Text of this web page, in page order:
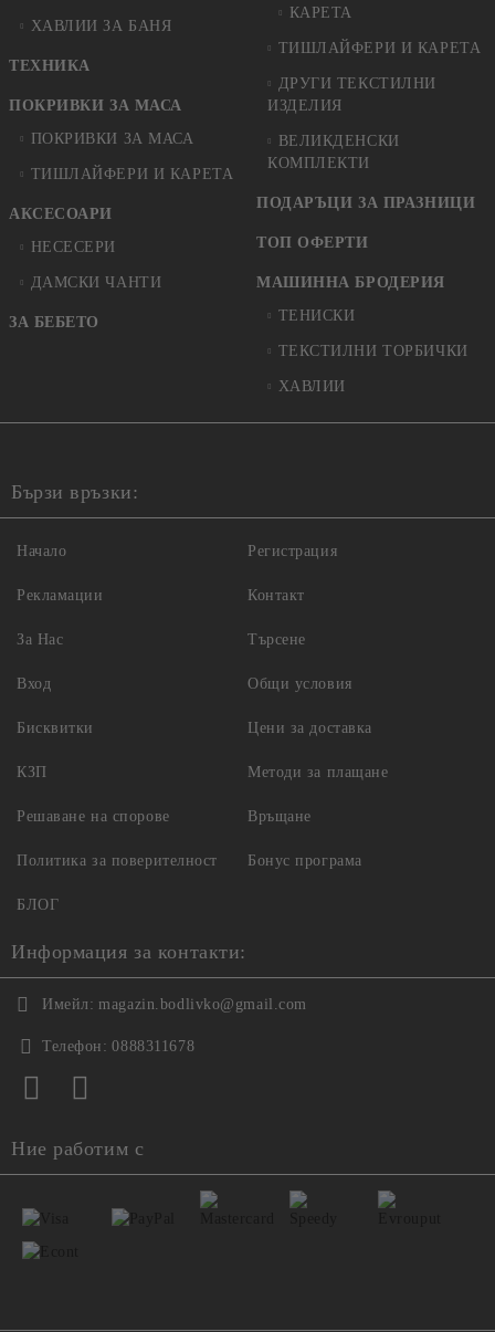
ХАВЛИИ ЗА БАНЯ
ТЕХНИКА
ПОКРИВКИ ЗА МАСА
ПОКРИВКИ ЗА МАСА
ТИШЛАЙФЕРИ И КАРЕТА
АКСЕСОАРИ
НЕСЕСЕРИ
ДАМСКИ ЧАНТИ
ЗА БЕБЕТО
КАРЕТА
ТИШЛАЙФЕРИ И КАРЕТА
ДРУГИ ТЕКСТИЛНИ
ИЗДЕЛИЯ
ВЕЛИКДЕНСКИ
КОМПЛЕКТИ
ПОДАРЪЦИ ЗА ПРАЗНИЦИ
ТОП ОФЕРТИ
МАШИННА БРОДЕРИЯ
ТЕНИСКИ
ТЕКСТИЛНИ ТОРБИЧКИ
ХАВЛИИ
Бързи връзки:
Начало
Рекламации
За Нас
Вход
Регистрация
Контакт
Търсене
Общи условия
Бисквитки
КЗП
Решаване на спорове
Политика за поверителност
Цени за доставка
Методи за плащане
Връщане
Бонус програма
БЛОГ
Информация за контакти:
Имейл: magazin.bodlivko@gmail.com
Телефон: 0888311678
Ние работим с